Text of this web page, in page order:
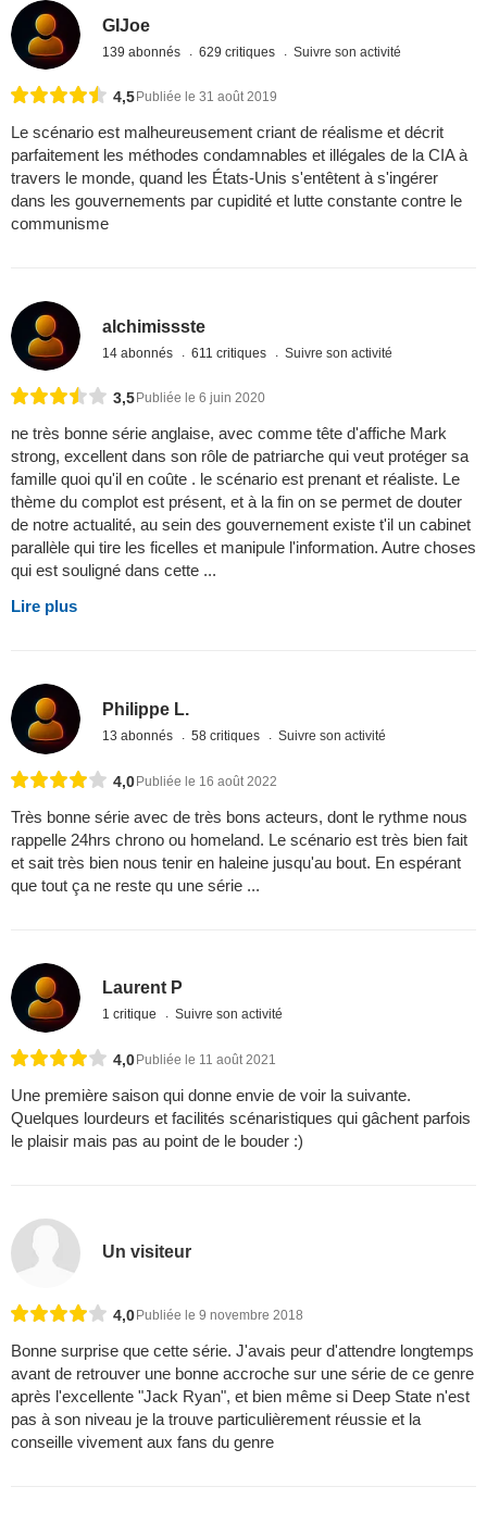
GIJoe
139 abonnés 629 critiques Suivre son activité
4,5 Publiée le 31 août 2019
Le scénario est malheureusement criant de réalisme et décrit
parfaitement les méthodes condamnables et illégales de la CIA à
travers le monde, quand les États-Unis s'entêtent à s'ingérer
dans les gouvernements par cupidité et lutte constante contre le
communisme
alchimissste
14 abonnés 611 critiques Suivre son activité
3,5 Publiée le 6 juin 2020
ne très bonne série anglaise, avec comme tête d'affiche Mark
strong, excellent dans son rôle de patriarche qui veut protéger sa
famille quoi qu'il en coûte . le scénario est prenant et réaliste. Le
thème du complot est présent, et à la fin on se permet de douter
de notre actualité, au sein des gouvernement existe t'il un cabinet
parallèle qui tire les ficelles et manipule l'information. Autre choses
qui est souligné dans cette ...
Lire plus
Philippe L.
13 abonnés 58 critiques Suivre son activité
4,0Publiée le 16 août 2022
Très bonne série avec de très bons acteurs, dont le rythme nous
rappelle 24hrs chrono ou homeland. Le scénario est très bien fait
et sait très bien nous tenir en haleine jusqu'au bout. En espérant
que tout ça ne reste qu une série ...
Laurent P
1 critique Suivre son activité
4,0 Publiée le 11 août 2021
Une première saison qui donne envie de voir la suivante.
Quelques lourdeurs et facilités scénaristiques qui gâchent parfois
le plaisir mais pas au point de le bouder :)
Un visiteur
4,0 Publiée le 9 novembre 2018
Bonne surprise que cette série. J'avais peur d'attendre longtemps
avant de retrouver une bonne accroche sur une série de ce genre
après l'excellente "Jack Ryan", et bien même si Deep State n'est
pas à son niveau je la trouve particulièrement réussie et la
conseille vivement aux fans du genre